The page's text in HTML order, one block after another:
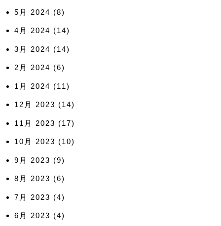
5月 2024 (8)
4月 2024 (14)
3月 2024 (14)
2月 2024 (6)
1月 2024 (11)
12月 2023 (14)
11月 2023 (17)
10月 2023 (10)
9月 2023 (9)
8月 2023 (6)
7月 2023 (4)
6月 2023 (4)